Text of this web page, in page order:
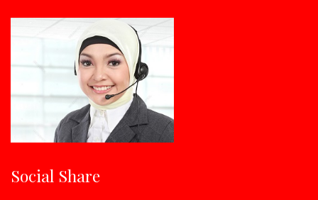
Social Share